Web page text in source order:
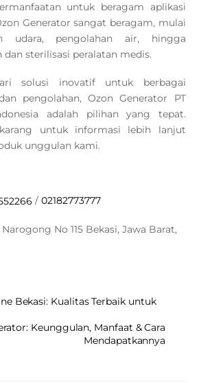
untuk beragam aplikasi
Generator sangat beragam, mulai
udara, pengolahan air, hingga
sterilisasi peralatan medis.
solusi inovatif untuk berbagai
pengolahan, Ozon Generator PT
adalah pilihan yang tepat.
untuk informasi lebih lanjut
unggulan kami.
/02182773777
No 115 Bekasi, Jawa Barat,
Bekasi: Kualitas Terbaik untuk
Keunggulan, Manfaat & Cara
Mendapatkannya